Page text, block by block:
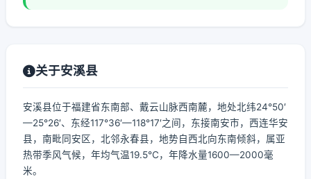
关于安溪县
安溪县位于福建省东南部、戴云山脉西南麓，地处北纬24°50′
—25°26′、东经117°36′—118°17′之间，东接南安市，西连华安
县，南毗同安区，北邻永春县，地势自西北向东南倾斜，属亚
热带季风气候，年均气温19.5℃，年降水量1600—2000毫
米。